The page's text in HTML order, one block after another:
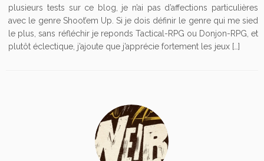
plusieurs tests sur ce blog, je n’ai pas d’affections particulières
avec le genre Shoot’em Up. Si je dois définir le genre qui me sied
le plus, sans réfléchir je reponds Tactical-RPG ou Donjon-RPG, et
plutôt éclectique, j’ajoute que j’apprécie fortement les jeux […]